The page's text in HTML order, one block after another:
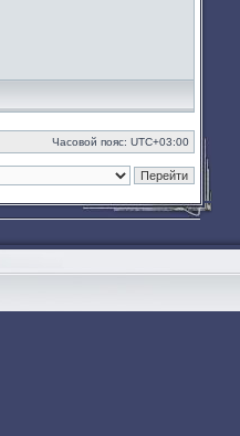
Часовой пояс: UTC+03:00